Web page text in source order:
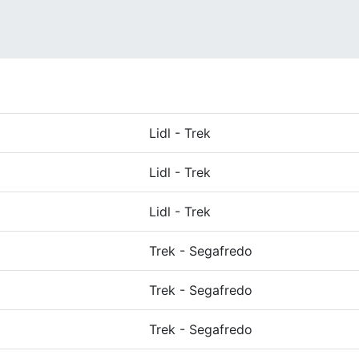
Lidl - Trek
Lidl - Trek
Lidl - Trek
Trek - Segafredo
Trek - Segafredo
Trek - Segafredo